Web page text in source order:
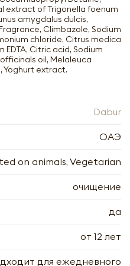
extract of Trigonella foenum
amygdalus dulcis,
Climbazole, Sodium
chloride, Citrus medica
EDTA, Citric acid, Sodium
oil, Melaleuca
Yoghurt extract.
Dabur
ОАЭ
on animals, Vegetarian
очищение
да
от 12 лет
для ежедневного
перхоти (shampoo)
200мл